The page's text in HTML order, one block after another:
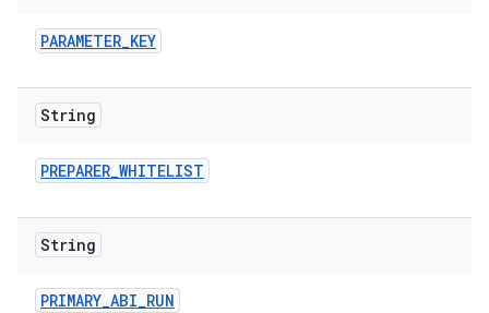
PARAMETER_KEY
String
PREPARER_WHITELIST
String
PRIMARY_ABI_RUN